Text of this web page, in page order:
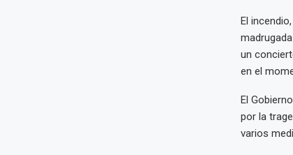
El
un
en el
El
por la
varios